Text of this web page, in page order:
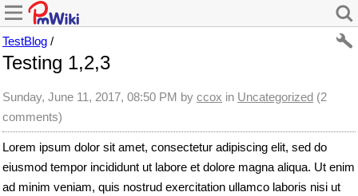
TestBlog /
Testing 1,2,3
Sunday, June 11, 2017, 08:50 PM by ccox in Uncategorized (2
comments)
Lorem ipsum dolor sit amet, consectetur adipiscing elit, sed do
eiusmod tempor incididunt ut labore et dolore magna aliqua. Ut enim
ad minim veniam, quis nostrud exercitation ullamco laboris nisi ut